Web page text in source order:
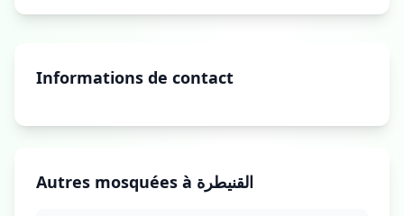
Informations de contact
Autres mosquées à القنيطرة